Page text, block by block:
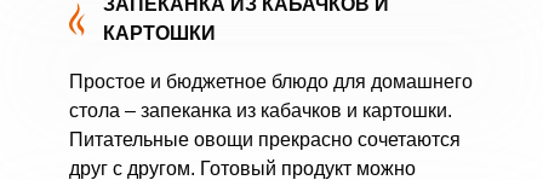
ЗАПЕКАНКА ИЗ КАБАЧКОВ И
КАРТОШКИ
Простое и бюджетное блюдо для домашнего
стола – запеканка из кабачков и картошки.
Питательные овощи прекрасно сочетаются
друг с другом. Готовый продукт можно